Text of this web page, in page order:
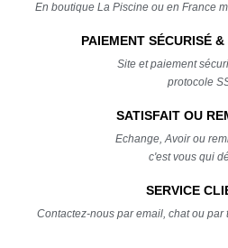
En boutique La Piscine ou en France
PAIEMENT SÉCURISÉ
Site et paiement
protocole
SATISFAIT OU
Echange, Avoir ou
c'est vous qui
SERVICE
Contactez-nous par email, chat ou